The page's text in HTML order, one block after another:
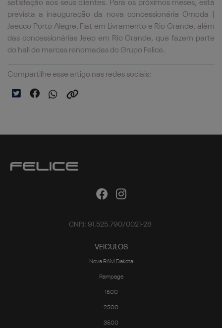
satisfação aos seus clientes. Para os próximos meses, está
prevista a inauguração da nova concessionária Omoda |
Jaecco Porto Alegre, Fiat em Livramento e Rio Grande, além
das concessionárias Jeep em Rio Grande, que fazem parte
do hall de marcas renomadas do Grupo Felice.
Compartilhe esse artigo nas redes sociais:
CNPJ: 91.525.790/0021-28
VEICULOS
Nova RAM Dakota
Rampage
1500
2500
3500